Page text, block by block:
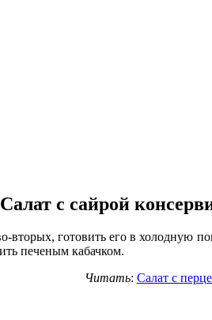
Салат с сайрой
готовить его в холодную
печеным кабачком.
Читать: Салат с